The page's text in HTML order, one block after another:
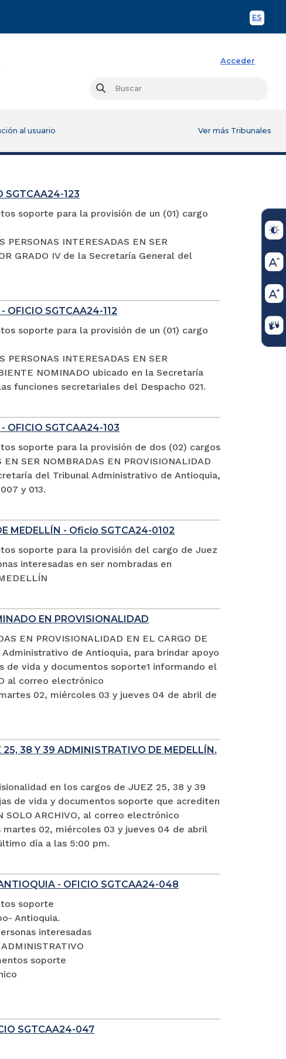
ES
Acceder
Buscar
al usuario Ver más Tribunales
SGTCAA24-123
soporte para la provisión de un (01) cargo
INTERESADAS EN SER
GRADO IV de la Secretaría General del
OFICIO SGTCAA24-112
soporte para la provisión de un (01) cargo
INTERESADAS EN SER
NOMINADO ubicado en la Secretaría
funciones secretariales del Despacho 021.
OFICIO SGTCAA24-103
soporte para la provisión de dos (02) cargos
SER NOMBRADAS EN PROVISIONALIDAD
del Tribunal Administrativo de Antioquia,
y 013.
MEDELLÍN - Oficio SGTCA24-0102
soporte para la provisión del cargo de Juez
interesadas en ser nombradas en
EN PROVISIONALIDAD
EN PROVISIONALIDAD EN EL CARGO DE
de Antioquia, para brindar apoyo
de vida y documentos soporte1 informando el
al correo electrónico
02, miércoles 03 y jueves 04 de abril de
38 Y 39 ADMINISTRATIVO DE MEDELLÍN.
en los cargos de JUEZ 25, 38 y 39
de vida y documentos soporte que acrediten
ARCHIVO, al correo electrónico
02, miércoles 03 y jueves 04 de abril
día a las 5:00 pm.
- OFICIO SGTCAA24-048
soporte
Antioquia.
interesadas
soporte
SGTCAA24-047